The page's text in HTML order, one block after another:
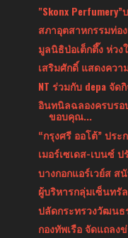
"Skonx
สภาอุตสาหกรรมท่อ
มูลนิธิป่อเต็กตึ๊ง ห่วง
เสริมศักดิ์ แสดงคว
NT ร่วมกับ depa จั
อินทนิลฉลองครบรอ
ขอบคุณ...
“กรุงศรี ออโต้” ประ
เมอร์เซเดส-เบนซ์
บางกอกแอร์เวย์ส
ผู้บริหารกลุ่มเซ็นทรั
ปลัดกระทรวงวัฒน
กองทัพเรือ จัดแถลง